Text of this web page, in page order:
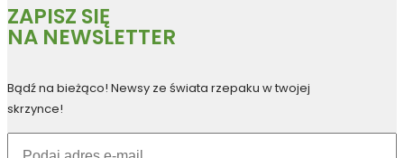
ZAPISZ SIĘ
NA NEWSLETTER
Bądź na bieżąco! Newsy ze świata rzepaku w twojej
skrzynce!